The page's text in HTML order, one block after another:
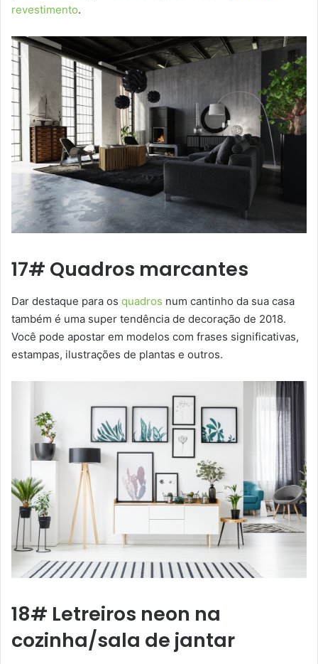
revestimento.
17# Quadros marcantes
Dar destaque para os quadros num cantinho da sua casa
também é uma super tendência de decoração de 2018.
Você pode apostar em modelos com frases significativas,
estampas, ilustrações de plantas e outros.
18# Letreiros neon na
cozinha/sala de jantar